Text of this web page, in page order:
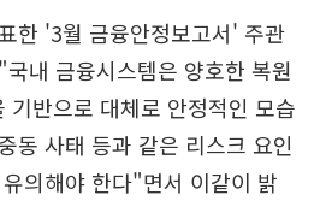
한 '3월 금융안정보고서' 주관
내 금융시스템은 양호한 복원
기반으로 대체로 안정적인 모습
동 사태 등과 같은 리스크 요인
의해야 한다"면서 이같이 밝